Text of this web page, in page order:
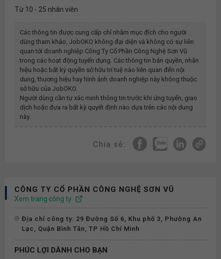
Từ 10 - 25 nhân viên
Các thông tin được cung cấp chỉ nhằm mục đích cho người
dùng tham khảo, JobOKO không đại diện và không có sự liên
quan tới doanh nghiệp Công Ty Cổ Phần Công Nghệ Sơn Vũ
trong các hoạt động tuyển dụng. Các thông tin bản quyền, nhãn
hiệu hoặc bất kỳ quyền sở hữu trí tuệ nào liên quan đến nội
dung, thương hiệu hay hình ảnh doanh nghiệp này không thuộc
sở hữu của JobOKO.
Người dùng cần tự xác minh thông tin trước khi ứng tuyển, giao
dịch hoặc đưa ra bất kỳ quyết định nào dựa trên các nội dung
này.
Chia sẻ:
CÔNG TY CỔ PHẦN CÔNG NGHỆ SƠN VŨ
Xem trang công ty
Địa chỉ công ty: 29 Đường Số 6, Khu phố 3, Phường An
Lạc, Quận Bình Tân, TP Hồ Chí Minh
PHÚC LỢI DÀNH CHO BẠN